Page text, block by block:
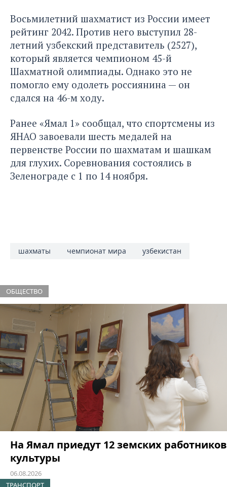
Восьмилетний шахматист из России имеет
рейтинг 2042. Против него выступил 28-
летний узбекский представитель (2527),
который является чемпионом 45-й
Шахматной олимпиады. Однако это не
помогло ему одолеть россиянина — он
сдался на 46-м ходу.
Ранее «Ямал 1» сообщал, что спортсмены из
ЯНАО завоевали шесть медалей на
первенстве России по шахматам и шашкам
для глухих. Соревнования состоялись в
Зеленограде с 1 по 14 ноября.
шахматы чемпионат мира узбекистан
ОБЩЕСТВО
На Ямал приедут 12 земских работников
культуры
06.08.2026
ТРАНСПОРТ